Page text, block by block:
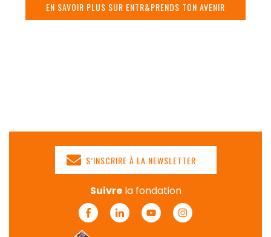
EN SAVOIR PLUS SUR ENTR&PRENDS TON AVENIR
S’INSCRIRE À LA NEWSLETTER
Suivrela fondation
FacebookLinkedinYoutubeInstagram